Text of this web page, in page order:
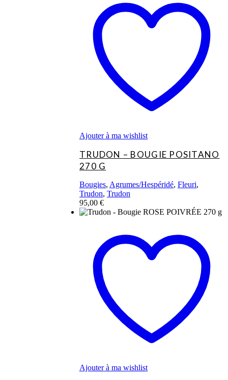
Ajouter à ma wishlist
TRUDON – BOUGIE POSITANO
270 G
Bougies, Agrumes/Hespéridé, Fleuri,
Trudon, Trudon
95,00 €
Ajouter à ma wishlist